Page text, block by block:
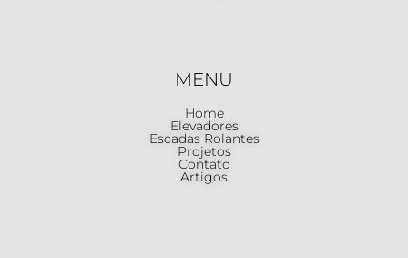
MENU
Home
Elevadores
Escadas Rolantes
Projetos
Contato
Artigos